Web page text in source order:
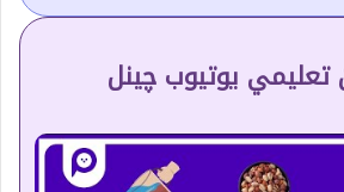
تعلیمي یوتیوب چینل